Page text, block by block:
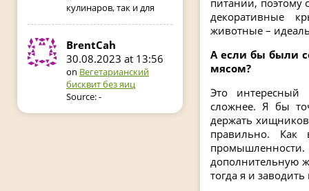
кулинаров, так и для
BrentCah
30.08.2023 at 13:56
on Вегетарианский
бисквит без яиц
Source: -
декоративные
животные –
А если бы были
мясом?
Это
сложнее. Я бы
держать
правильно. Как
дополнительную
тогда я и заводить